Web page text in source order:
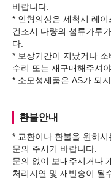
바랍니다.
* 인형의상은 세척시 레
건조시 다량의 섬류가루
다.
* 보상기간이 지났거나
수리 또는 재구매해주셔
환불안내
* 교환이나 환불을 원하
문의 주시기 바랍니다.
문의 없이 보내주시거나
처리지연 및 재반송이 될